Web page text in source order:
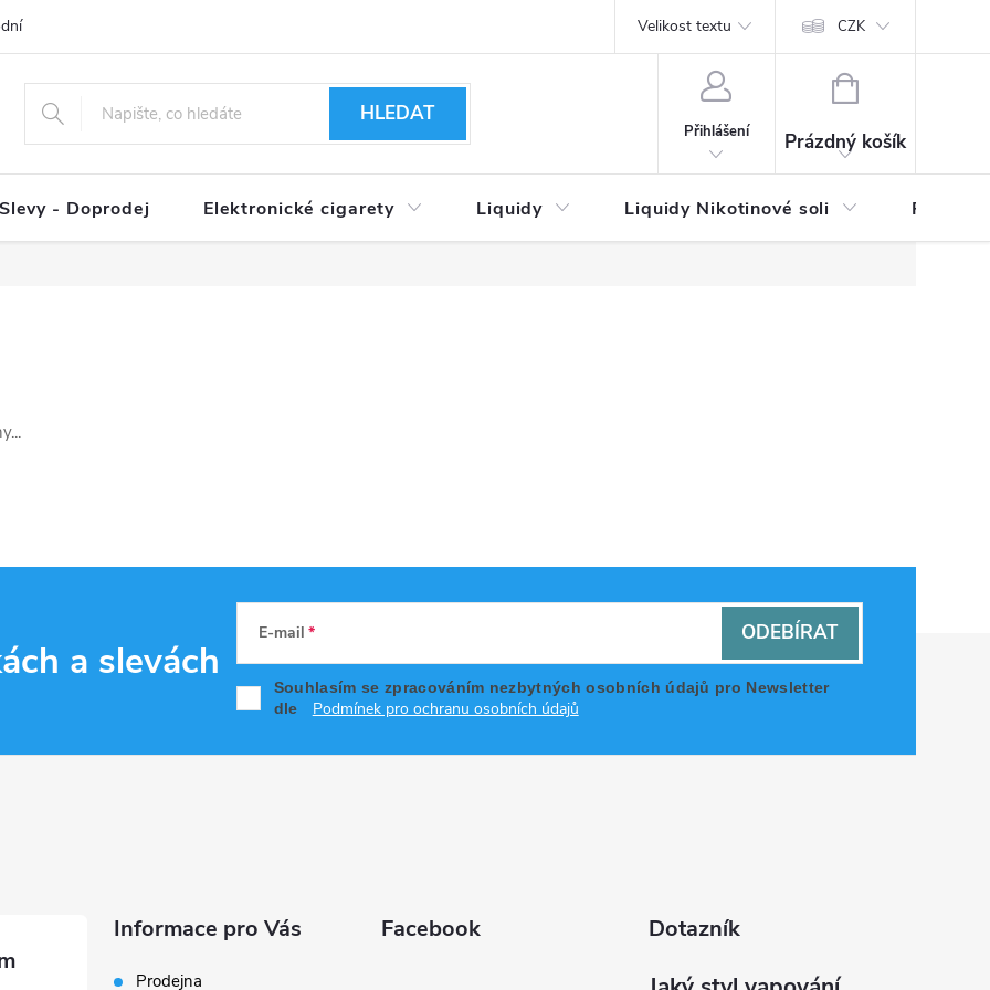
podmínky Reklamační řád Vrácení zboží a reklamace
Velikost textu CZK
HLEDAT
Přihlášení
NÁKUPNÍ
Prázdný košík
- Doprodej Elektronické cigarety Liquidy Liquidy Nikotinové soli
a slevách
E-mail
Souhlasím se zpracováním nezbytných osobních údajů pro Newsletter
dle
Podmínek pro ochranu osobních údajů
ODEBÍRAT
Informace pro Vás
Prodejna
Facebook Dotazník